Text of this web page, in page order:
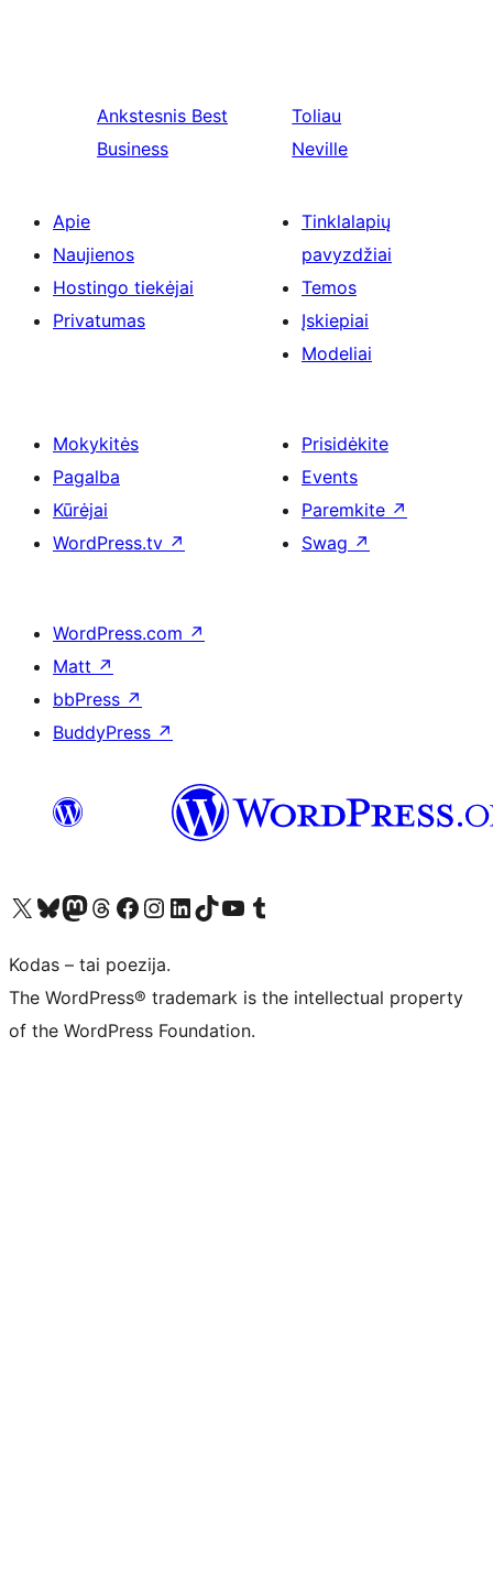
Ankstesnis Best
Business
Toliau
Neville
Apie
Naujienos
Hostingo tiekėjai
Privatumas
Tinklalapių
pavyzdžiai
Temos
Įskiepiai
Modeliai
Mokykitės
Pagalba
Kūrėjai
WordPress.tv ↗
Prisidėkite
Events
Paremkite ↗
Swag ↗
WordPress.com ↗
Matt ↗
bbPress ↗
BuddyPress ↗
Visit our X (formerly Twitter) account
Apsilankykite mūsų Bluesky paskyroje
Visit our Mastodon account
Apsilankykite mūsų Threads paskyroje
Visit our Facebook page
Visit our Instagram account
Visit our LinkedIn account
Apsilankykite mūsų TikTok paskyroje
Visit our YouTube channel
Apsilankykite mūsų Tumblr paskyroje
Kodas – tai poezija.
The WordPress® trademark is the intellectual property
of the WordPress Foundation.